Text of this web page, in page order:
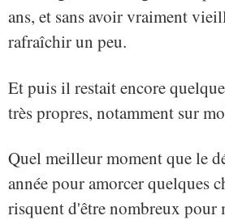
ans, et sans avoir vraiment
rafraîchir un peu.
Et puis il restait encore
très propres, notamment sur
Quel meilleur moment que le
année pour amorcer quelques
risquent d'être nombreux pour